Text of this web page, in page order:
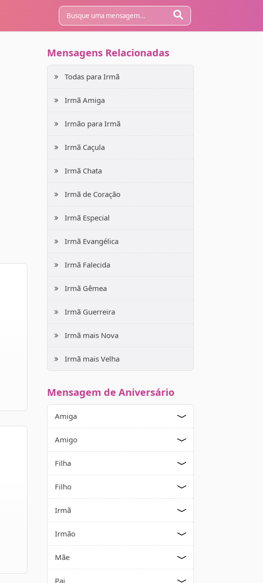
Mensagens Relacionadas
Todas para Irmã
Irmã Amiga
Irmão para Irmã
Irmã Caçula
Irmã Chata
Irmã de Coração
Irmã Especial
Irmã Evangélica
Irmã Falecida
Irmã Gêmea
Irmã Guerreira
Irmã mais Nova
Irmã mais Velha
Mensagem de Aniversário
Amiga
Amigo
Filha
Filho
Irmã
Irmão
Mãe
Pai